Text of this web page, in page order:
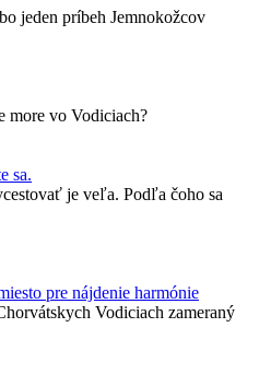
jeden príbeh Jemnokožcov
more vo Vodiciach?
sa.
je veľa. Podľa čoho sa
pre nájdenie harmónie
Vodiciach zameraný